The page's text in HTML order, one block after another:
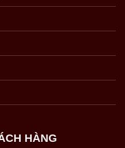
HÀNG